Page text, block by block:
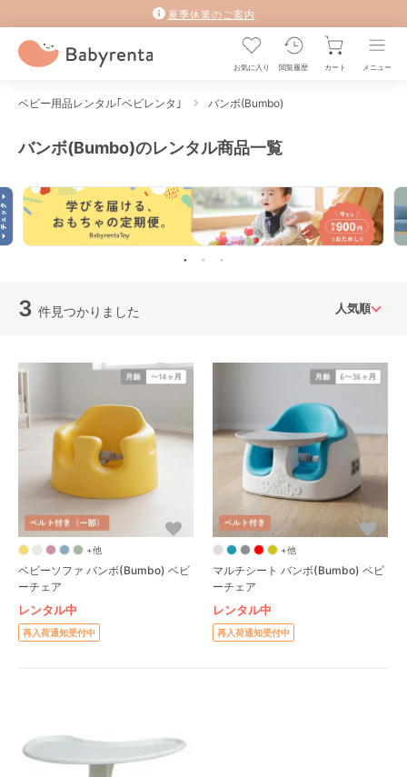
夏季休業のご案内
お気に入り 閲覧履歴 カート メニュー
ベビー用品レンタル｢ベビレンタ｣ バンボ(Bumbo)
バンボ(Bumbo)のレンタル商品一覧
3 件見つかりました
+他
ベビーソファ バンボ(Bumbo) ベビ
ーチェア
レンタル中
再入荷通知受付中
+他
マルチシート バンボ(Bumbo) ベビ
ーチェア
レンタル中
再入荷通知受付中